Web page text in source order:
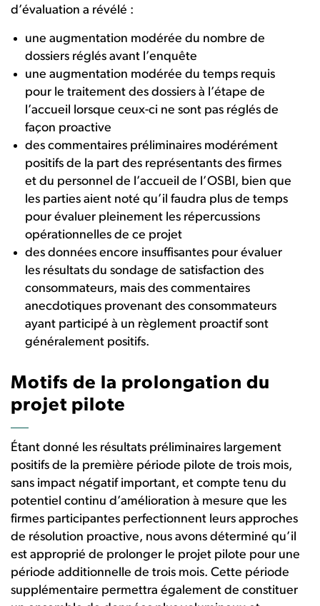
d’évaluation a révélé :
une augmentation modérée du nombre de
dossiers réglés avant l’enquête
une augmentation modérée du temps requis
pour le traitement des dossiers à l’étape de
l’accueil lorsque ceux-ci ne sont pas réglés de
façon proactive
des commentaires préliminaires modérément
positifs de la part des représentants des firmes
et du personnel de l’accueil de l’OSBI, bien que
les parties aient noté qu’il faudra plus de temps
pour évaluer pleinement les répercussions
opérationnelles de ce projet
des données encore insuffisantes pour évaluer
les résultats du sondage de satisfaction des
consommateurs, mais des commentaires
anecdotiques provenant des consommateurs
ayant participé à un règlement proactif sont
généralement positifs.
Motifs de la prolongation du
projet pilote
Étant donné les résultats préliminaires largement
positifs de la première période pilote de trois mois,
sans impact négatif important, et compte tenu du
potentiel continu d’amélioration à mesure que les
firmes participantes perfectionnent leurs approches
de résolution proactive, nous avons déterminé qu’il
est approprié de prolonger le projet pilote pour une
période additionnelle de trois mois. Cette période
supplémentaire permettra également de constituer